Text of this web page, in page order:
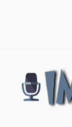
content